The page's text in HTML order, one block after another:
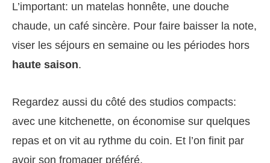
L’important: un matelas honnête, une douche
chaude, un café sincère. Pour faire baisser la note,
viser les séjours en semaine ou les périodes hors
haute saison.
Regardez aussi du côté des studios compacts:
avec une kitchenette, on économise sur quelques
repas et on vit au rythme du coin. Et l’on finit par
avoir son fromager préféré.